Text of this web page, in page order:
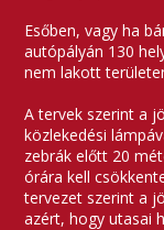
Esőben, vagy ha
autópályán 130
nem lakott
A tervek szerint a
közlekedési
zebrák előtt 20
órára kell
tervezet szerint a
azért, hogy utasai